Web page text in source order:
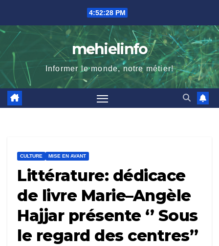
content
4:52:29 PM
mehielinfo
Informer le monde, notre métier!
CULTURE MISE EN AVANT
Littérature: dédicace
de livre Marie–Angèle
Hajjar présente ‘’ Sous
le regard des centres’’